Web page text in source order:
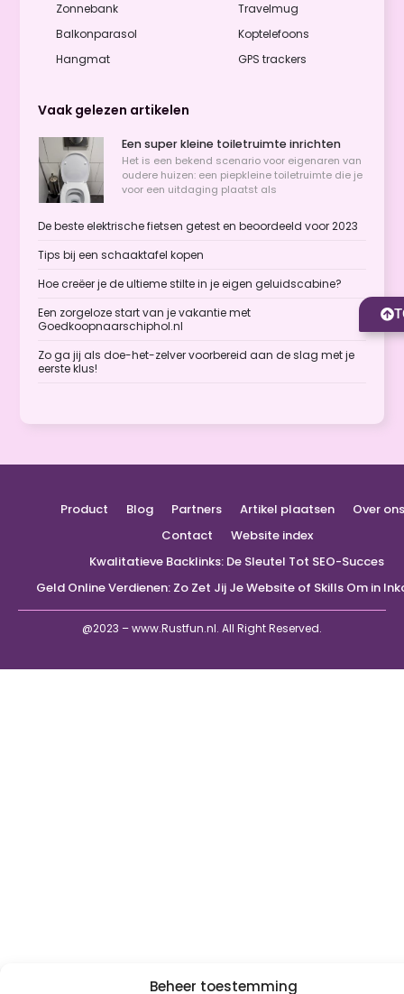
Beheer toestemming
Zonnebank
Balkonparasol
Hangmat
Travelmug
Koptelefoons
GPS trackers
Vaak gelezen artikelen
Een super kleine toiletruimte inrichten
Het is een bekend scenario voor eigenaren van
oudere huizen: een piepkleine toiletruimte die je
voor een uitdaging plaatst als
De beste elektrische fietsen getest en beoordeeld voor 2023
Tips bij een schaaktafel kopen
Hoe creëer je de ultieme stilte in je eigen geluidscabine?
Een zorgeloze start van je vakantie met
Goedkoopnaarschiphol.nl
Zo ga jij als doe-het-zelver voorbereid aan de slag met je
eerste klus!
@2023 – www.Rustfun.nl. All Right Reserved.
Product Blog Partners Artikel plaatsen
Over ons
Contact
Website index
Kwalitatieve Backlinks: De Sleutel Tot SEO-Succes
Geld Online Verdienen: Zo Zet Jij Je Website of Skills Om in